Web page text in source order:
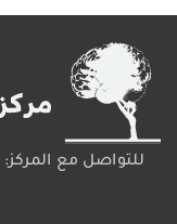
للتواصل مع المركز: